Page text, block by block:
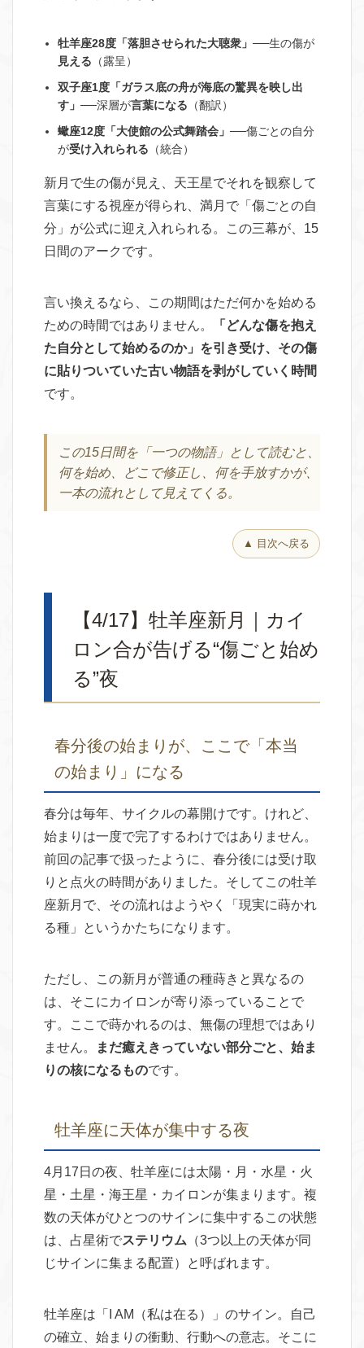
牡羊座28度「落胆させられた大聴衆」 ──生の傷が
見える （露呈）
双子座1度「ガラス底の舟が海底の驚異を映し出
す」 ──深層が言葉になる （翻訳）
蠍座12度「大使館の公式舞踏会」 ──傷ごとの自分
が受け入れられる （統合）
新月で生の傷が見え、天王星でそれを観察して
言葉にする視座が得られ、満月で「傷ごとの自
分」が公式に迎え入れられる。この三幕が、15
日間のアークです。
言い換えるなら、この期間はただ何かを始める
ための時間ではありません。
「どんな傷を抱え
た自分として始めるのか」を引き受け、その傷
に貼りついていた古い物語を剥がしていく時間
です。
この15日間を「一つの物語」として読むと、
何を始め、どこで修正し、何を手放すかが、
一本の流れとして見えてくる。
▲ 目次へ戻る
【4/17】牡羊座新月｜カイ
ロン合が告げる“傷ごと始め
る”夜
春分後の始まりが、ここで「本当
の始まり」になる
春分は毎年、サイクルの幕開けです。けれど、
始まりは一度で完了するわけではありません。
前回の記事で扱ったように、春分後には受け取
りと点火の時間がありました。そしてこの牡羊
座新月で、その流れはようやく「現実に蒔かれ
る種」というかたちになります。
ただし、この新月が普通の種蒔きと異なるの
は、そこにカイロンが寄り添っていることで
す。ここで蒔かれるのは、無傷の理想ではあり
ません。
まだ癒えきっていない部分ごと、始ま
りの核になるものです。
牡羊座に天体が集中する夜
4月17日の夜、牡羊座には太陽・月・水星・火
星・土星・海王星・カイロンが集まります。複
数の天体がひとつのサインに集中するこの状態
は、占星術でステリウム （3つ以上の天体が同
じサインに集まる配置）と呼ばれます。
牡羊座は「I AM（私は在る）」のサイン。自己
の確立、始まりの衝動、行動への意志。そこに